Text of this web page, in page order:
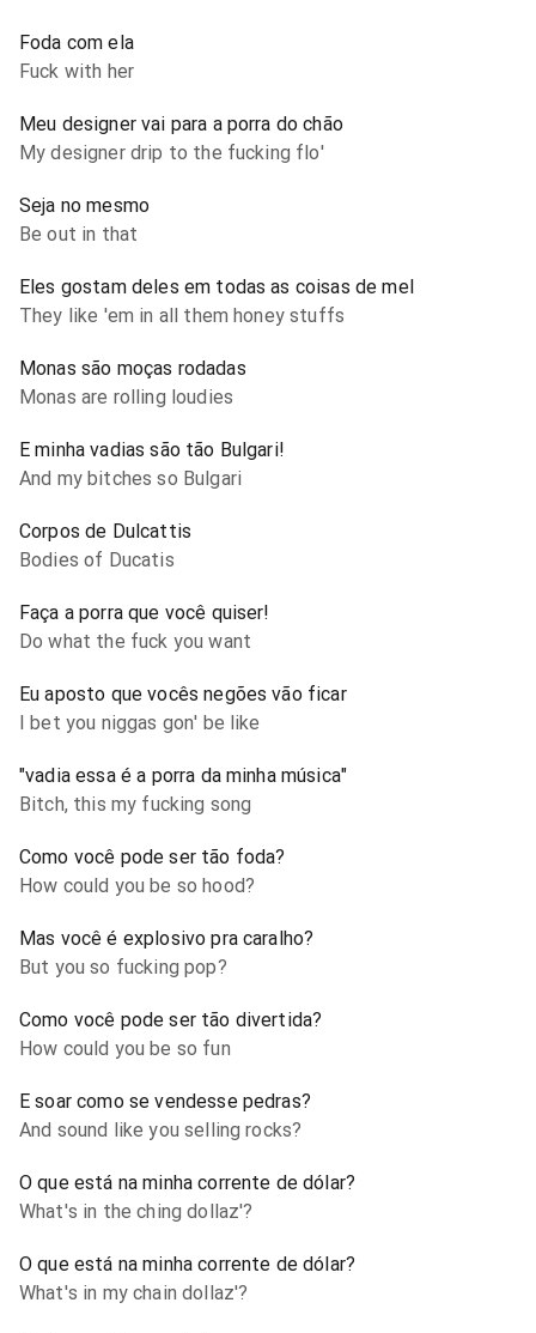
Foda com ela
Fuck with her
Meu designer vai para a porra do chão
My designer drip to the fucking flo'
Seja no mesmo
Be out in that
Eles gostam deles em todas as coisas de mel
They like 'em in all them honey stuffs
Monas são moças rodadas
Monas are rolling loudies
E minha vadias são tão Bulgari!
And my bitches so Bulgari
Corpos de Dulcattis
Bodies of Ducatis
Faça a porra que você quiser!
Do what the fuck you want
Eu aposto que vocês negões vão ficar
I bet you niggas gon' be like
"vadia essa é a porra da minha música"
Bitch, this my fucking song
Como você pode ser tão foda?
How could you be so hood?
Mas você é explosivo pra caralho?
But you so fucking pop?
Como você pode ser tão divertida?
How could you be so fun
E soar como se vendesse pedras?
And sound like you selling rocks?
O que está na minha corrente de dólar?
What's in the ching dollaz'?
O que está na minha corrente de dólar?
What's in my chain dollaz'?